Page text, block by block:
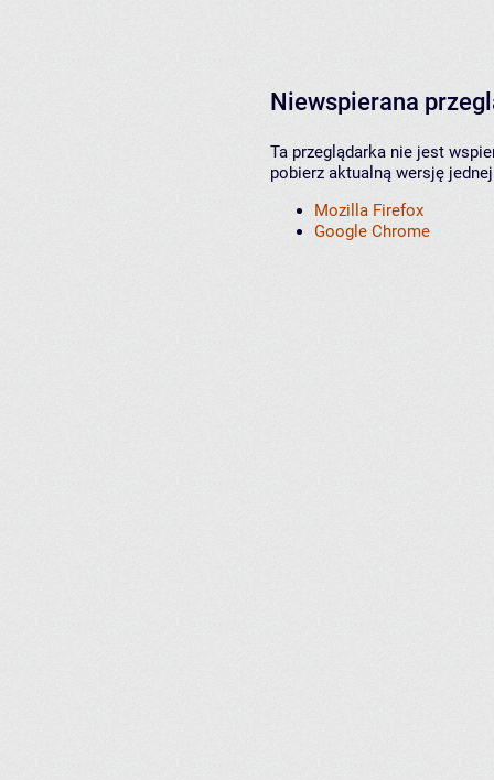
Niewspierana
Ta przeglądarka nie jest
pobierz aktualną wersję
Mozilla Firefox
Google Chrome